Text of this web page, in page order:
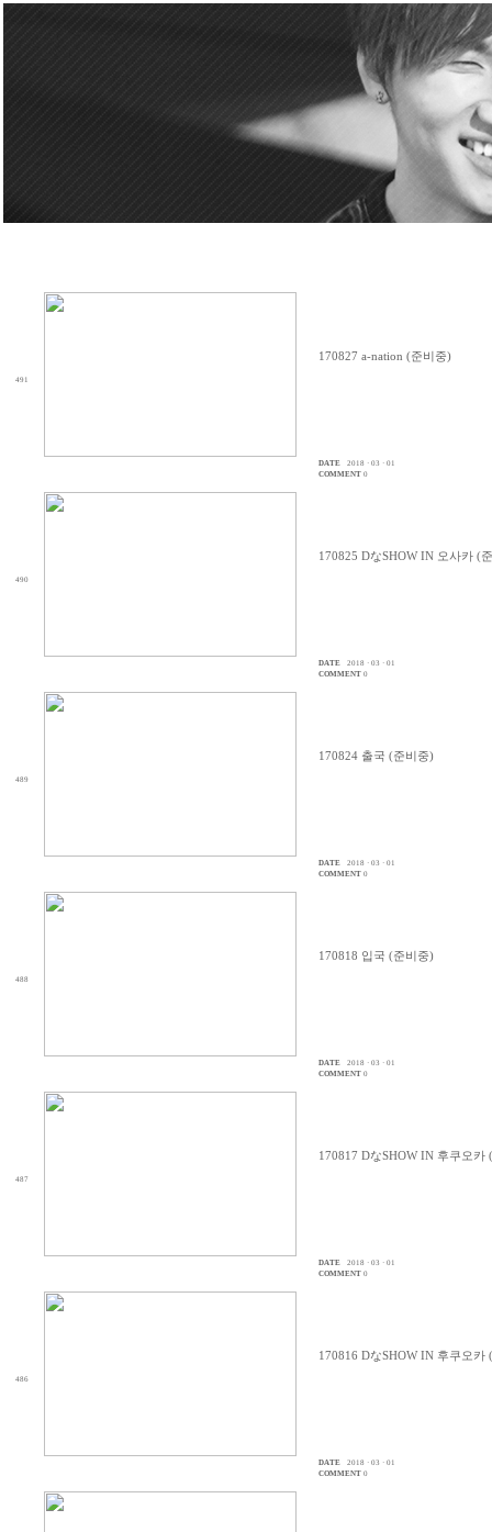
491
170827 a-nation (준비중)
DATE
2018 · 03 · 01
COMMENT 0
490
170825 DなSHOW IN 오사카 (
DATE
2018 · 03 · 01
COMMENT 0
489
170824 출국 (준비중)
DATE
2018 · 03 · 01
COMMENT 0
488
170818 입국 (준비중)
DATE
2018 · 03 · 01
COMMENT 0
487
170817 DなSHOW IN 후쿠오카
DATE
2018 · 03 · 01
COMMENT 0
486
170816 DなSHOW IN 후쿠오카
DATE
2018 · 03 · 01
COMMENT 0